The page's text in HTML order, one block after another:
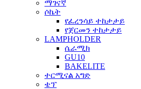
ማገናኛ
ሶኬት
የፈረንሳይ ተከታታይ
የጀርመን ተከታታይ
LAMPHOLDER
ሴራሚክ
GU10
BAKELITE
ተርሚናል አግድ
ቴፕ